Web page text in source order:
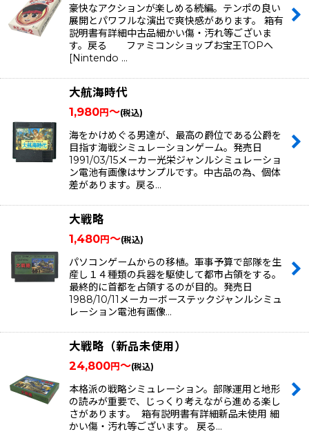
豪快なアクションが楽しめる続編。テンポの良い
展開とパワフルな演出で爽快感があります。 箱有
説明書有詳細中古品細かい傷・汚れ等ございま
す。戻る ファミコンショップお宝王TOPへ
[Nintendo …
大航海時代
1,980円～(税込)
海をかけめぐる男達が、最高の爵位である公爵を
目指す海戦シミュレーションゲーム。発売日
1991/03/15メーカー光栄ジャンルシミュレーショ
ン電池有画像はサンプルです。中古品の為、個体
差があります。戻る…
大戦略
1,480円～(税込)
パソコンゲームからの移植。軍事予算で部隊を生
産し１４種類の兵器を駆使して都市占領をする。
最終的に首都を占領するのが目的。発売日
1988/10/11メーカーボーステックジャンルシミュ
レーション電池有画像…
大戦略（新品未使用）
24,800円～(税込)
本格派の戦略シミュレーション。部隊運用と地形
の読みが重要で、じっくり考えながら進める楽し
さがあります。 箱有説明書有詳細新品未使用 細
かい傷・汚れ等ございます。 戻る…